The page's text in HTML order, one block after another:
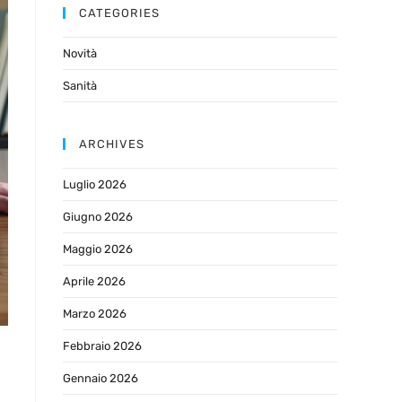
CATEGORIES
Novità
Sanità
ARCHIVES
Luglio 2026
Giugno 2026
Maggio 2026
Aprile 2026
Marzo 2026
Febbraio 2026
Gennaio 2026